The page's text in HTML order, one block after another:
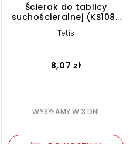
Ścierak do tablicy
suchościeralnej (KS108-
Tetis
8,07 zł
WYSYŁAMY W 3 DNI